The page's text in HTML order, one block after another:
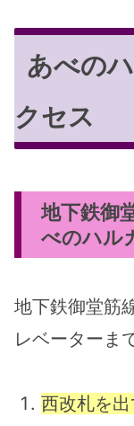
あべの
クセス
地下鉄御
べのハル
地下鉄御堂筋
レベーターま
西改札を出